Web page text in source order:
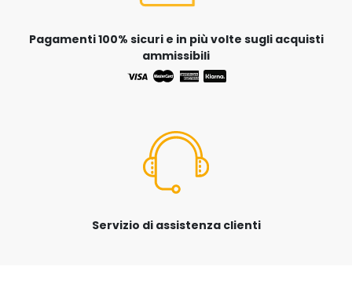
Pagamenti 100% sicuri e in più volte sugli acquisti
ammissibili
Servizio di assistenza clienti